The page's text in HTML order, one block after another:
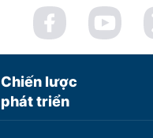
Chiến lược
phát triển